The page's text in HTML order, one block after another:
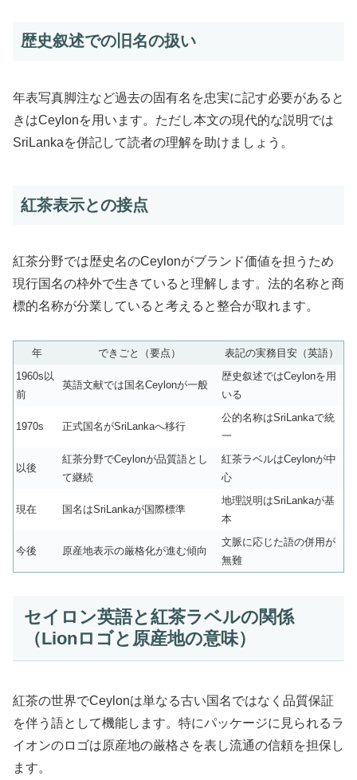
歴史叙述での旧名の扱い
年表写真脚注など過去の固有名を忠実に記す必要があると
きはCeylonを用います。ただし本文の現代的な説明では
SriLankaを併記して読者の理解を助けましょう。
紅茶表示との接点
紅茶分野では歴史名のCeylonがブランド価値を担うため
現行国名の枠外で生きていると理解します。法的名称と商
標的名称が分業していると考えると整合が取れます。
年 できごと（要点）
表記の実務目安（英語）
1960s以
前
英語文献では国名Ceylonが一般
歴史叙述ではCeylonを用
いる
1970s 正式国名がSriLankaへ移行
公的名称はSriLankaで統
一
以後
紅茶分野でCeylonが品質語とし
て継続
紅茶ラベルはCeylonが中
心
現在 国名はSriLankaが国際標準
地理説明はSriLankaが基
本
今後 原産地表示の厳格化が進む傾向
文脈に応じた語の併用が
無難
セイロン英語と紅茶ラベルの関係
（Lionロゴと原産地の意味）
紅茶の世界でCeylonは単なる古い国名ではなく品質保証
を伴う語として機能します。特にパッケージに見られるラ
イオンのロゴは原産地の厳格さを表し流通の信頼を担保し
ます。